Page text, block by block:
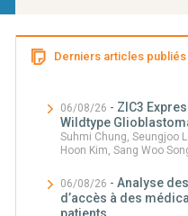
Derniers articles publiés
06/08/26 - ZIC3
Wildtype
Suhmi Chung, Seungjoo
Hoon Kim, Sang Woo
06/08/26 - Analyse
d’accès à des